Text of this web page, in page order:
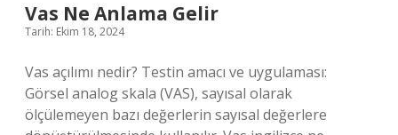
Vas Ne Anlama Gelir
Tarih: Ekim 18, 2024
Vas açılımı nedir? Testin amacı ve uygulaması:
Görsel analog skala (VAS), sayısal olarak
ölçülemeyen bazı değerlerin sayısal değerlere